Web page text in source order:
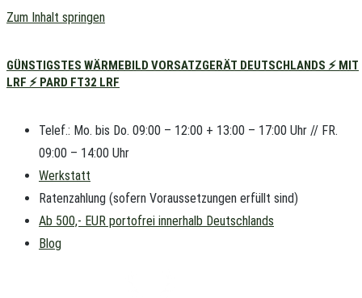
Zum Inhalt springen
GÜNSTIGSTES WÄRMEBILD VORSATZGERÄT DEUTSCHLANDS ⚡ MIT
LRF ⚡ PARD FT32 LRF
Telef.: Mo. bis Do. 09:00 – 12:00 + 13:00 – 17:00 Uhr // FR.
09:00 – 14:00 Uhr
Werkstatt
Ratenzahlung (sofern Voraussetzungen erfüllt sind)
Ab 500,- EUR portofrei innerhalb Deutschlands
Blog